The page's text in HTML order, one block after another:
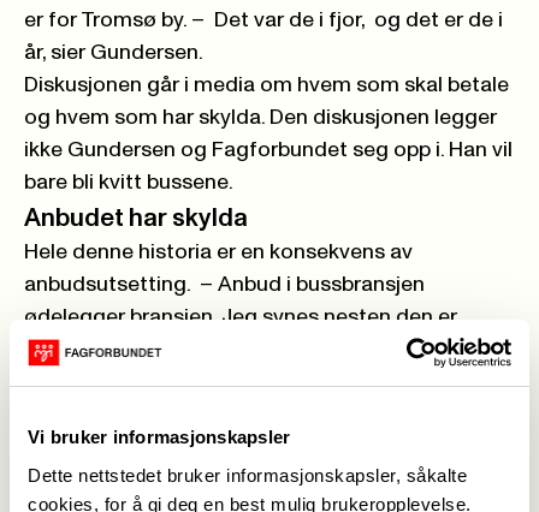
Vi bruker informasjonskapsler
Dette nettstedet bruker informasjonskapsler, såkalte
cookies, for å gi deg en best mulig brukeropplevelse.
er for Tromsø by. – Det var de i fjor, og det er de i
år, sier Gundersen.
Diskusjonen går i media om hvem som skal betale
og hvem som har skylda. Den diskusjonen legger
ikke Gundersen og Fagforbundet seg opp i. Han vil
bare bli kvitt bussene.
Anbudet har skylda
Hele denne historia er en konsekvens av
anbudsutsetting. – Anbud i bussbransjen
ødelegger bransjen. Jeg synes nesten den er
ødelagt allerede, sier Gundersen.
– Hadde vi fortsatt hatt Tromsbuss eid av Tromsø
Selskapet var godt drevet. Vi hadde fremdeles
hatt masse erfaring med å kjøre buss i området,